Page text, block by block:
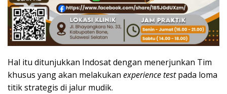
Hal itu ditunjukkan Indosat dengan menerjunkan Tim
khusus yang akan melakukan experience testpada loma
titik strategis di jalur mudik.